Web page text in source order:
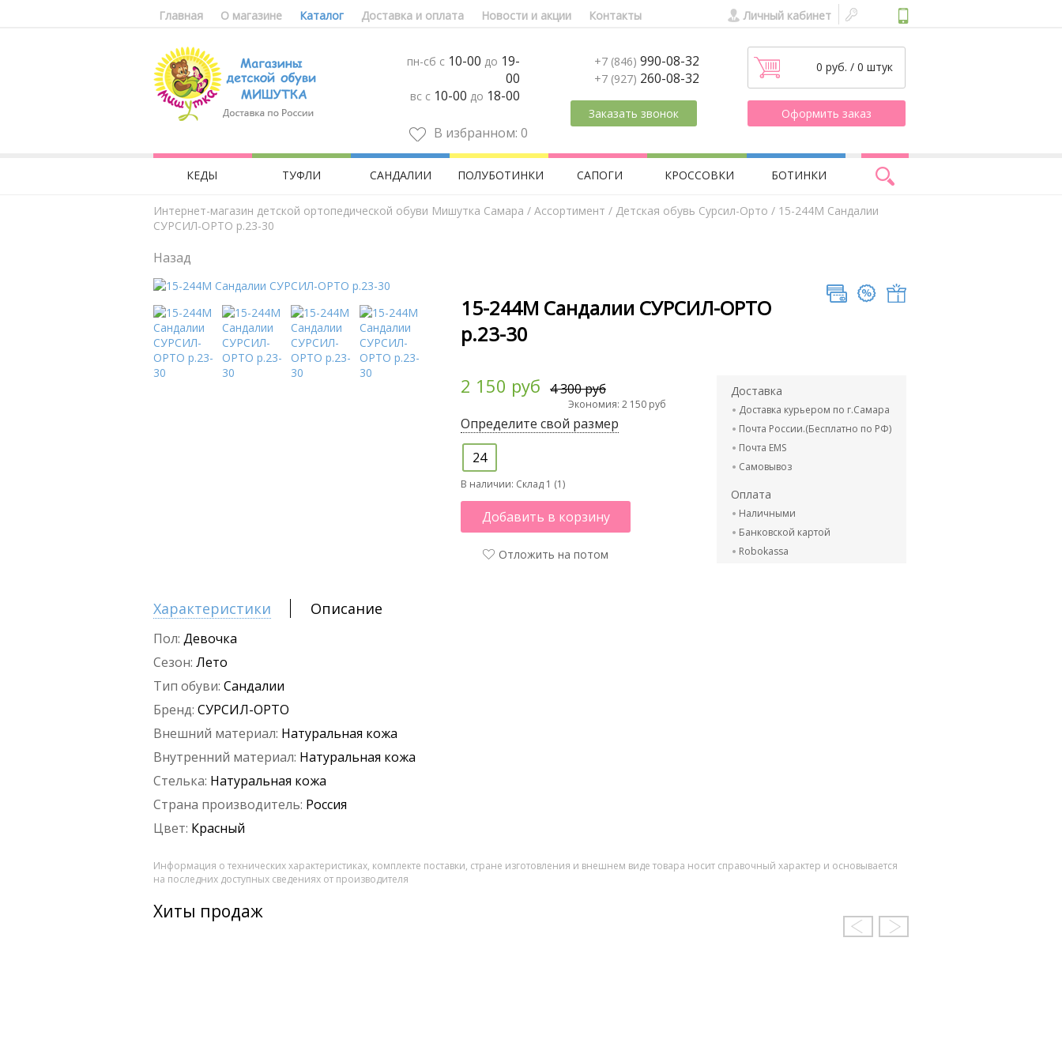
Главная О магазине Каталог Доставка и оплата Новости и акции Контакты Личный кабинет
пн-сб с 10-00 до 19-
00
вс с 10-00 до 18-00
В избранном: 0
+7 (846) 990-08-32
+7 (927) 260-08-32
Заказать звонок
0 руб. / 0 штук
Оформить заказ
КЕДЫ ТУФЛИ САНДАЛИИ ПОЛУБОТИНКИ САПОГИ КРОССОВКИ БОТИНКИ
Интернет-магазин детской ортопедической обуви Мишутка Самара / Aссортимент / Детская обувь Сурсил-Орто / 15-244М Сандалии
СУРСИЛ-ОРТО р.23-30
Назад
15-244М Сандалии СУРСИЛ-ОРТО
р.23-30
2 150 руб 4 300 руб
Экономия: 2 150 руб
Определите свой размер
24
В наличии: Склад 1 (1)
Добавить в корзину
Отложить на потом
Доставка
Доставка курьером по г.Самара
Почта России.(Бесплатно по РФ)
Почта EMS
Самовывоз
Оплата
Наличными
Банковской картой
Robokassa
Характеристики Описание
Пол: Девочка
Сезон: Лето
Тип обуви: Сандалии
Бренд: СУРСИЛ-ОРТО
Внешний материал: Натуральная кожа
Внутренний материал: Натуральная кожа
Стелька: Натуральная кожа
Страна производитель: Россия
Цвет: Красный
Информация о технических характеристиках, комплекте поставки, стране изготовления и внешнем виде товара носит справочный характер и основывается
на последних доступных сведениях от производителя
Хиты продаж